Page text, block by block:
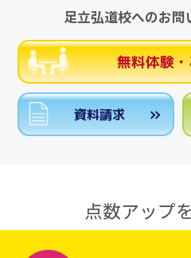
足立弘道校へのお問
無料体験
資料請求
点数アップ